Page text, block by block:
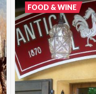
FOOD & WINE